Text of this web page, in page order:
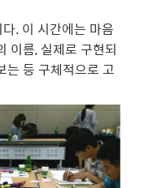
. 이 시간에는 마음
이름, 실제로 구현되
는 등 구체적으로 고